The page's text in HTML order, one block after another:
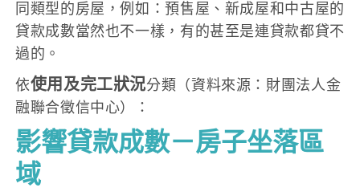
同類型的房屋，例如：預售屋、新成屋和中古屋的
貸款成數當然也不一樣，有的甚至是連貸款都貸不
過的。
依使用及完工狀況分類（資料來源：財團法人金
融聯合徵信中心）：
影響貸款成數－房子坐落區
域